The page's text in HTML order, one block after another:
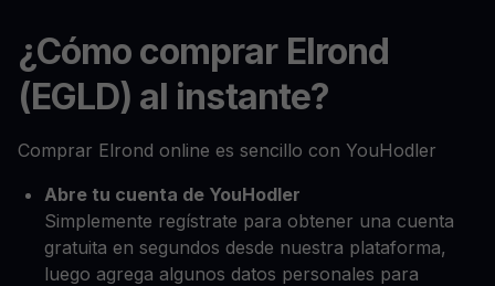
¿Cómo comprar Elrond
(EGLD) al instante?
Comprar Elrond online es sencillo con YouHodler
Abre tu cuenta de YouHodler
Simplemente regístrate para obtener una cuenta
gratuita en segundos desde nuestra plataforma,
luego agrega algunos datos personales para